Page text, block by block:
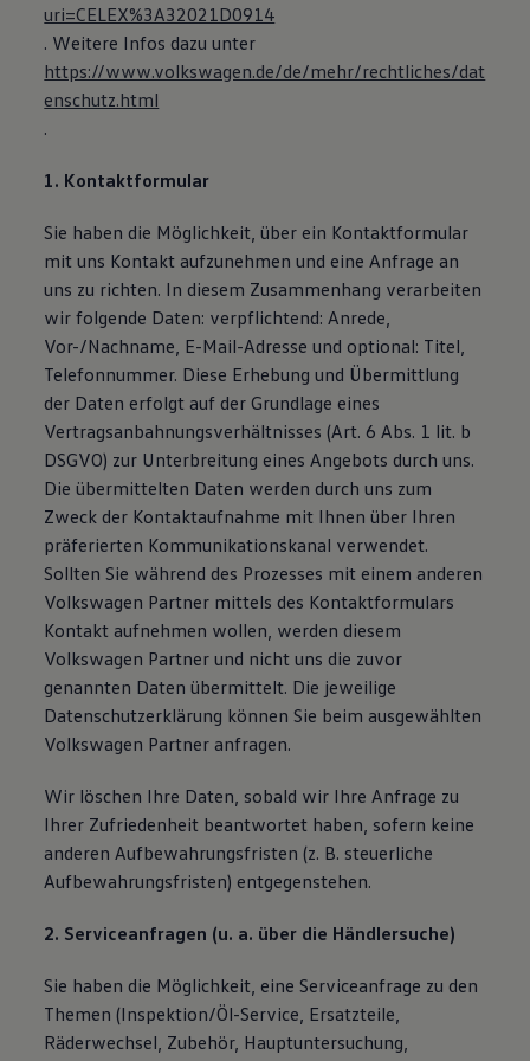
Magazin
Lifestyle
Transport
Familie
Elektromobilität
Volkswagen Kundenbetreuung
uri=CELEX%3A32021D0914
. Weitere Infos dazu unter
https://www.volkswagen.de/de/mehr/rechtliches/dat
enschutz.html
.
1. Kontaktformular
Sie haben die Möglichkeit, über ein Kontaktformular
mit uns Kontakt aufzunehmen und eine Anfrage an
uns zu richten. In diesem Zusammenhang verarbeiten
wir folgende Daten: verpflichtend: Anrede,
Vor-/Nachname, E-Mail-Adresse und optional: Titel,
Telefonnummer. Diese Erhebung und Übermittlung
der Daten erfolgt auf der Grundlage eines
Vertragsanbahnungsverhältnisses (Art. 6 Abs. 1 lit. b
DSGVO) zur Unterbreitung eines Angebots durch uns.
Die übermittelten Daten werden durch uns zum
Zweck der Kontaktaufnahme mit Ihnen über Ihren
präferierten Kommunikationskanal verwendet.
Sollten Sie während des Prozesses mit einem anderen
Volkswagen Partner mittels des Kontaktformulars
Kontakt aufnehmen wollen, werden diesem
Volkswagen Partner und nicht uns die zuvor
genannten Daten übermittelt. Die jeweilige
Datenschutzerklärung können Sie beim ausgewählten
Volkswagen Partner anfragen.
Wir löschen Ihre Daten, sobald wir Ihre Anfrage zu
Ihrer Zufriedenheit beantwortet haben, sofern keine
anderen Aufbewahrungsfristen (z. B. steuerliche
Aufbewahrungsfristen) entgegenstehen.
2. Serviceanfragen (u. a. über die Händlersuche)
Sie haben die Möglichkeit, eine Serviceanfrage zu den
Themen (Inspektion/Öl-Service, Ersatzteile,
Räderwechsel, Zubehör, Hauptuntersuchung,